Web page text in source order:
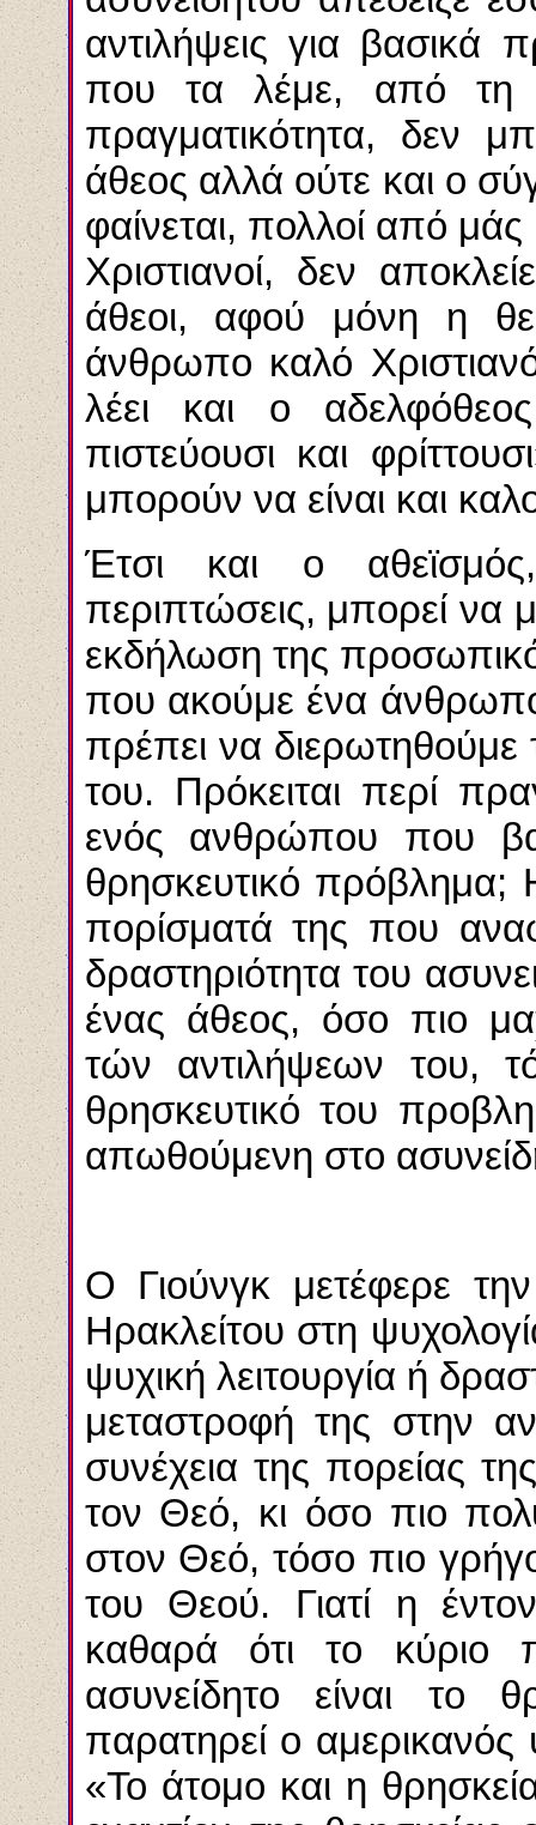
αντιλήψεις για
που τα λέμε, από τη
πραγματικότητα, δεν
άθεος αλλά ούτε και ο
φαίνεται, πολλοί από μάς
Χριστιανοί, δεν
άθεοι, αφού μόνη η
άνθρωπο καλό
λέει και ο
πιστεύουσι και
μπορούν να είναι και
Έτσι και ο
περιπτώσεις, μπορεί να
εκδήλωση της
που ακούμε ένα άνθρωπο
πρέπει να διερωτηθούμε
του. Πρόκειται περί
ενός ανθρώπου που
θρησκευτικό πρόβλημα;
πορίσματά της που
δραστηριότητα του
ένας άθεος, όσο πιο
τών αντιλήψεων του,
θρησκευτικό του
απωθούμενη στο
Ο Γιούνγκ μετέφερε
Ηρακλείτου στη
ψυχική λειτουργία ή
μεταστροφή της στην
συνέχεια της πορείας
τον Θεό, κι όσο πιο
στον Θεό, τόσο πιο
του Θεού. Γιατί η
καθαρά ότι το κύριο
ασυνείδητο είναι το
παρατηρεί ο
«Το άτομο και η